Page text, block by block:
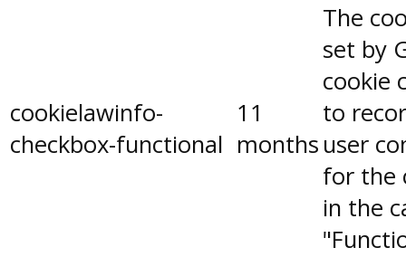
cookielawinfo-
checkbox-functional
11
months
The
set by
cookie
to
user
for the
in the